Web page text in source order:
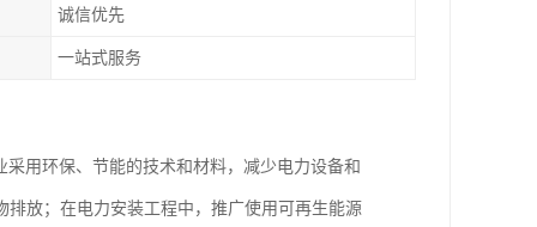
诚信优先
一站式服务
用环保、节能的技术和材料，减少电力设备和
放；在电力安装工程中，推广使用可再生能源